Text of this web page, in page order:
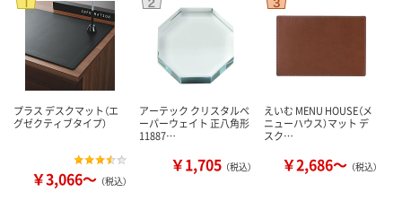
プラス デスクマット（エ
グゼクティブタイプ）
￥3,066～ （税込）
アーテック クリスタルペ
ーパーウェイト 正八角形
11887…
￥1,705 （税込）
えいむ MENU HOUSE（メ
ニューハウス）マット デ
スク…
￥2,686～ （税込）